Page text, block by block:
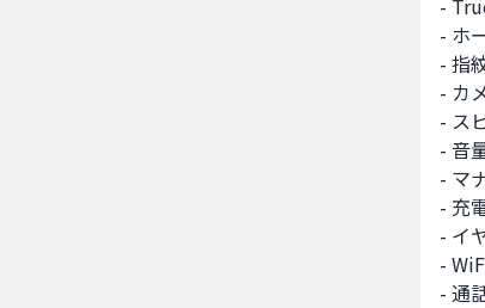
-
- ホ
- 指
- カ
- ス
- 音
- マ
- 充
- イ
-
- 通